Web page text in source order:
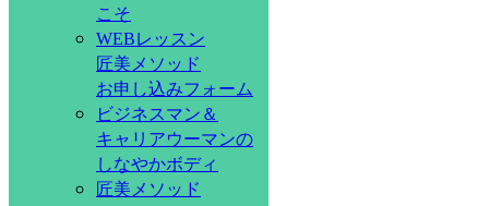
こそ
WEBレッスン
匠美メソッド
お申し込みフォーム
ビジネスマン＆
キャリアウーマンの
しなやかボディ
匠美メソッド